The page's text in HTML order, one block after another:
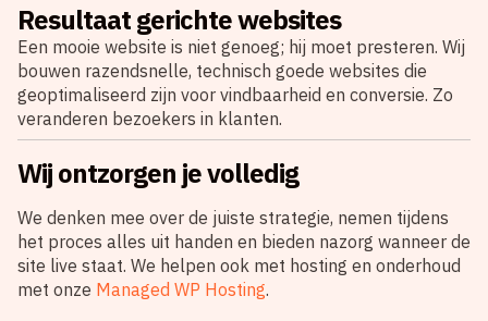
Resultaat gerichte websites
Een mooie website is niet genoeg; hij moet presteren. Wij
bouwen razendsnelle, technisch goede websites die
geoptimaliseerd zijn voor vindbaarheid en conversie. Zo
veranderen bezoekers in klanten.
Wij ontzorgen je volledig
We denken mee over de juiste strategie, nemen tijdens
het proces alles uit handen en bieden nazorg wanneer de
site live staat. We helpen ook met hosting en onderhoud
met onze Managed WP Hosting.